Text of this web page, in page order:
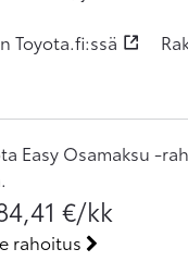
Toyota.fi:ssä
Easy Osamaksu -
€/kk
rahoitus